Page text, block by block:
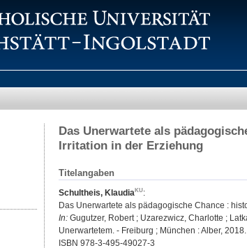
Das Unerwartete als
Irritation in der Erziehung
Titelangaben
Schultheis, Klaudia
:
Das Unerwartete als pädagogische Chance :
In: Gugutzer, Robert ; Uzarezwicz, Charlotte ;
Unerwartetem. - Freiburg ; München : Alber,
ISBN 978-3-495-49027-3